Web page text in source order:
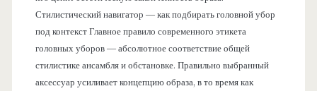
Стилистический навигатор — как подбирать головной убор
под контекст Главное правило современного этикета
головных уборов — абсолютное соответствие общей
стилистике ансамбля и обстановке. Правильно выбранный
аксессуар усиливает концепцию образа, в то время как